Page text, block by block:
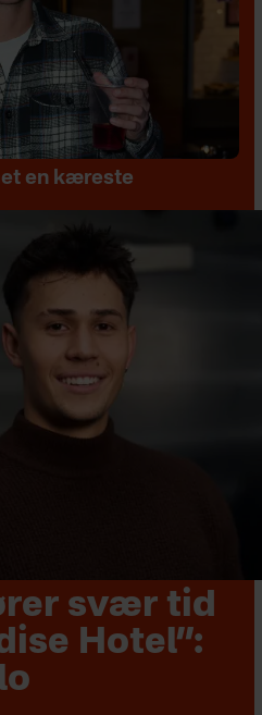
en kæreste
svær tid
Hotel”: